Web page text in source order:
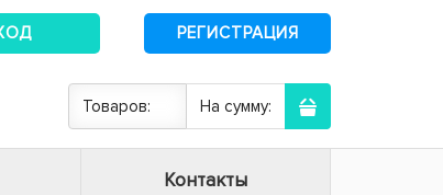
РЕГИСТРАЦИЯ
Товаров: На сумму:
Контакты